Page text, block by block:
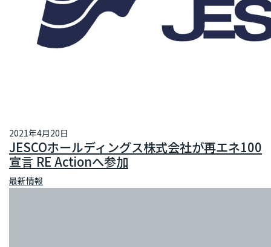
2021年4月20日
JESCOホールディングス株式会社が再エネ100
宣言 RE Actionへ参加
最新情報